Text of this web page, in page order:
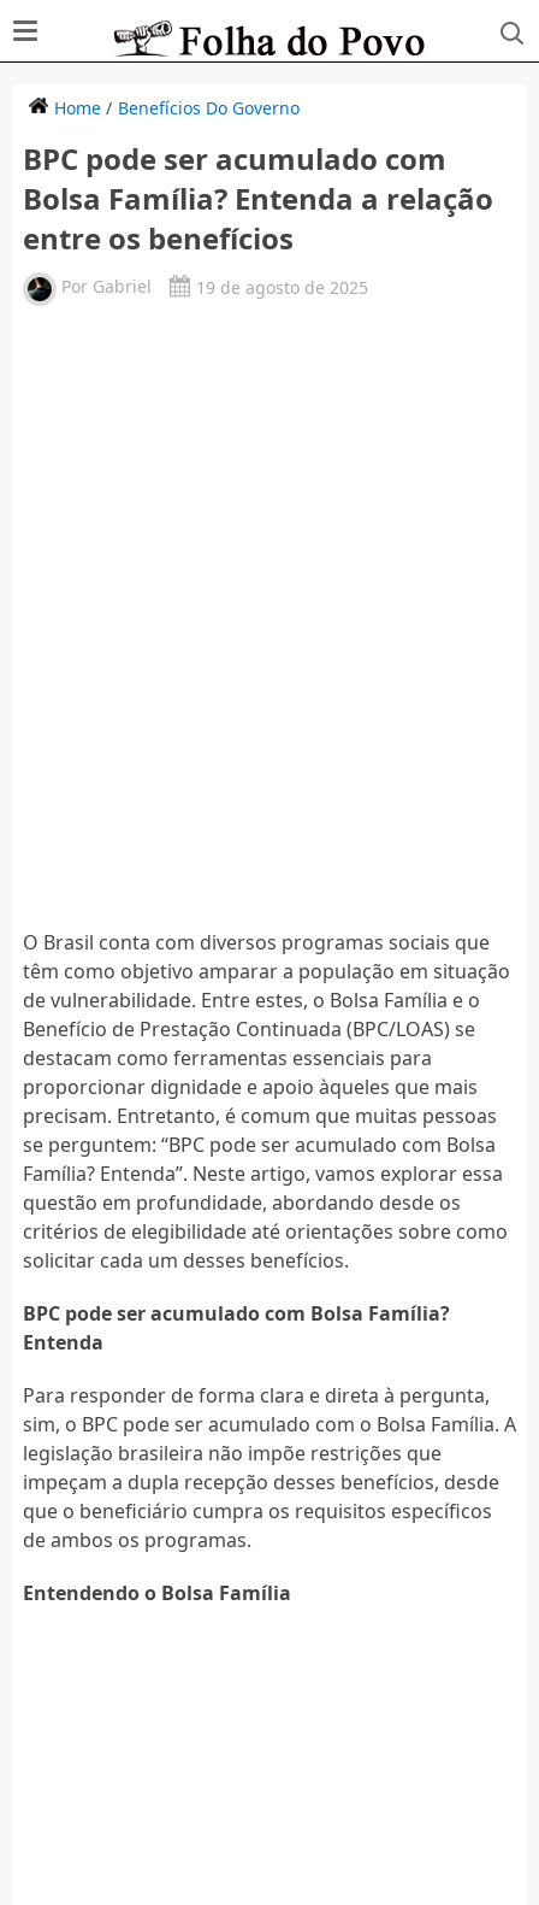
Home/ Benefícios Do Governo
BPC pode ser acumulado com
Bolsa Família? Entenda a relação
entre os benefícios
Por Gabriel 19 de agosto de 2025
O Brasil conta com diversos programas sociais que
têm como objetivo amparar a população em situação
de vulnerabilidade. Entre estes, o Bolsa Família e o
Benefício de Prestação Continuada (BPC/LOAS) se
destacam como ferramentas essenciais para
proporcionar dignidade e apoio àqueles que mais
precisam. Entretanto, é comum que muitas pessoas
se perguntem: “BPC pode ser acumulado com Bolsa
Família? Entenda”. Neste artigo, vamos explorar essa
questão em profundidade, abordando desde os
critérios de elegibilidade até orientações sobre como
solicitar cada um desses benefícios.
BPC pode ser acumulado com Bolsa Família?
Entenda
Para responder de forma clara e direta à pergunta,
sim, o BPC pode ser acumulado com o Bolsa Família. A
legislação brasileira não impõe restrições que
impeçam a dupla recepção desses benefícios, desde
que o beneficiário cumpra os requisitos específicos
de ambos os programas.
Entendendo o Bolsa Família